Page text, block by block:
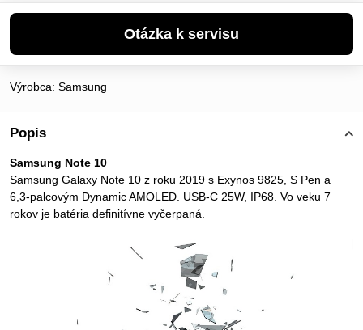
Výrobca: Samsung
Popis
Samsung Note 10
Samsung Galaxy Note 10 z roku 2019 s Exynos 9825, S Pen a
6,3-palcovým Dynamic AMOLED. USB-C 25W, IP68. Vo veku 7
rokov je batéria definitívne vyčerpaná.